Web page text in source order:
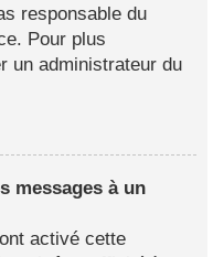
responsable du
Pour plus
un administrateur du
messages à un
activé cette